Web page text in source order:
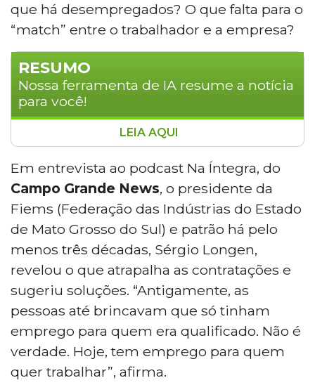
que há desempregados? O que falta para o
“match” entre o trabalhador e a empresa?
RESUMO
Nossa ferramenta de IA resume a notícia
para você!
Sérgio Longen, presidente da Fiems,
destaca a abundância de empregos na
indústria de Mato Grosso do Sul,
especialmente para aqueles sem
experiência, mas aponta que a concessão
de benefícios sociais dificulta a atração de
mão-de-obra. Ele sugere que as pessoas
deveriam poder receber benefícios
mesmo com emprego formal, permitindo
que aumentem sua renda sem perder a
segurança do trabalho. Além disso,
Longen menciona um projeto para atrair
mães ao mercado de trabalho,
oferecendo creches, e enfatiza a
LEIA AQUI
Em entrevista ao podcast Na Íntegra, do
Campo Grande News, o presidente da
Fiems (Federação das Indústrias do Estado
de Mato Grosso do Sul) e patrão há pelo
menos três décadas, Sérgio Longen,
revelou o que atrapalha as contratações e
sugeriu soluções. “Antigamente, as
pessoas até brincavam que só tinham
emprego para quem era qualificado. Não é
verdade. Hoje, tem emprego para quem
quer trabalhar”, afirma.